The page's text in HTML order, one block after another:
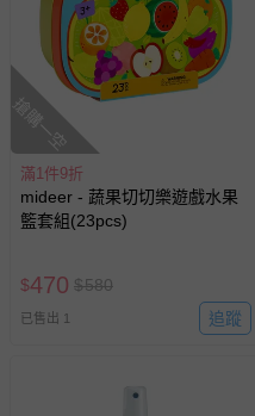
搶購一空
滿1件9折
mideer - 蔬果切切樂遊戲水果
籃套組(23pcs)
$470 $580
已售出 1 追蹤